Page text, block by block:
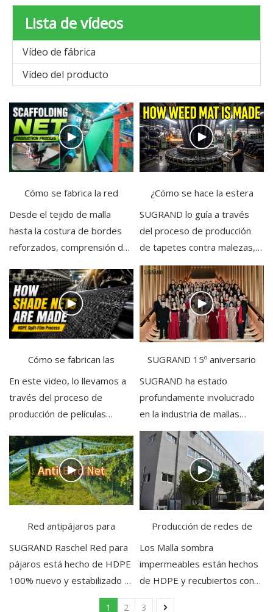
Lista de vídeos
Vídeo de fábrica
Vídeo del producto
Cómo se fabrica la red
para andamios
Desde el tejido de malla
hasta la costura de bordes
reforzados, comprensión del
redes para andamios
¿Cómo se hace la estera
de malezas?
SUGRAND lo guía a través
del proceso de producción
de tapetes contra malezas,
desde la mezcla de la
materia prima, la extrusión
de la película hasta el corte y
el empaque.
Cómo se fabrican las
redes de sombra con
plástico HDPE
En este video, lo llevamos a
través del proceso de
producción de películas
Contáctenos para tamaños,
colores y GSM
personalizados.
SUGRAND 15º aniversario
SUGRAND ha estado
profundamente involucrado
en la industria de mallas
plásticas durante más de 15
años y es uno de los 10
principales proveedores del
mundo.
Red antipájaros para
huerto y granja
SUGRAND Raschel Red para
pájaros está hecho de HDPE
100% nuevo y estabilizado a
los rayos UV, con una vida útil
Producción de redes de
sombra impermeables
Los Malla sombra
impermeables están hechos
de HDPE y recubiertos con
una capa impermeable y
1 2 3